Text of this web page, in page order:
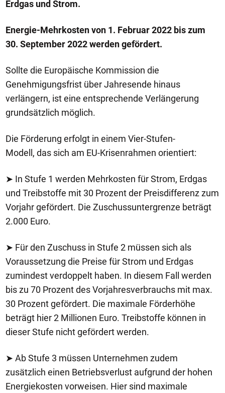
Erdgas und Strom.
Energie-Mehrkosten von 1. Februar 2022 bis zum
30. September 2022 werden gefördert.
Sollte die Europäische Kommission die
Genehmigungsfrist über Jahresende hinaus
verlängern, ist eine entsprechende Verlängerung
grundsätzlich möglich.
Die Förderung erfolgt in einem Vier-Stufen-
Modell, das sich am EU-Krisenrahmen orientiert:
➤ In Stufe 1 werden Mehrkosten für Strom, Erdgas
und Treibstoffe mit 30 Prozent der Preisdifferenz zum
Vorjahr gefördert. Die Zuschussuntergrenze beträgt
2.000 Euro.
➤ Für den Zuschuss in Stufe 2 müssen sich als
Voraussetzung die Preise für Strom und Erdgas
zumindest verdoppelt haben. In diesem Fall werden
bis zu 70 Prozent des Vorjahresverbrauchs mit max.
30 Prozent gefördert. Die maximale Förderhöhe
beträgt hier 2 Millionen Euro. Treibstoffe können in
dieser Stufe nicht gefördert werden.
➤ Ab Stufe 3 müssen Unternehmen zudem
zusätzlich einen Betriebsverlust aufgrund der hohen
Energiekosten vorweisen. Hier sind maximale